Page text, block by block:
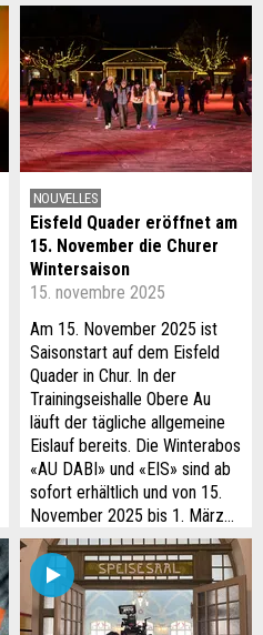
NOUVELLES
Eisfeld Quader eröffnet am
15. November die Churer
Wintersaison
15. novembre 2025
Am 15. November 2025 ist
Saisonstart auf dem Eisfeld
Quader in Chur. In der
Trainingseishalle Obere Au
läuft der tägliche allgemeine
Eislauf bereits. Die Winterabos
«AU DABI» und «EIS» sind ab
sofort erhältlich und von 15.
November 2025 bis 1. März…